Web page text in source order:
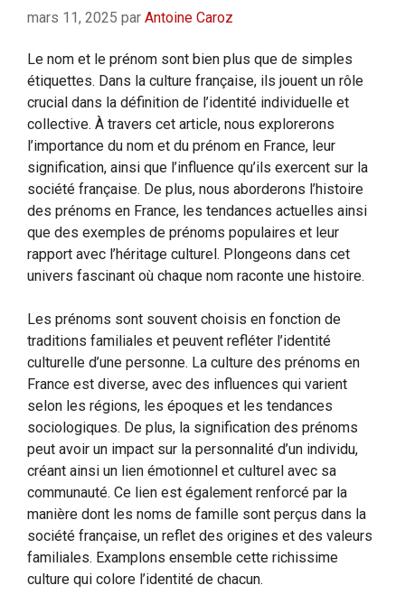
mars 11, 2025 par Antoine Caroz
Le nom et le prénom sont bien plus que de simples
étiquettes. Dans la culture française, ils jouent un rôle
crucial dans la définition de l’identité individuelle et
collective. À travers cet article, nous explorerons
l’importance du nom et du prénom en France, leur
signification, ainsi que l’influence qu’ils exercent sur la
société française. De plus, nous aborderons l’histoire
des prénoms en France, les tendances actuelles ainsi
que des exemples de prénoms populaires et leur
rapport avec l’héritage culturel. Plongeons dans cet
univers fascinant où chaque nom raconte une histoire.
Les prénoms sont souvent choisis en fonction de
traditions familiales et peuvent refléter l’identité
culturelle d’une personne. La culture des prénoms en
France est diverse, avec des influences qui varient
selon les régions, les époques et les tendances
sociologiques. De plus, la signification des prénoms
peut avoir un impact sur la personnalité d’un individu,
créant ainsi un lien émotionnel et culturel avec sa
communauté. Ce lien est également renforcé par la
manière dont les noms de famille sont perçus dans la
société française, un reflet des origines et des valeurs
familiales. Examplons ensemble cette richissime
culture qui colore l’identité de chacun.